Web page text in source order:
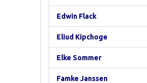
Edwin Flack
Eliud Kipchoge
Elke Sommer
Famke Janssen